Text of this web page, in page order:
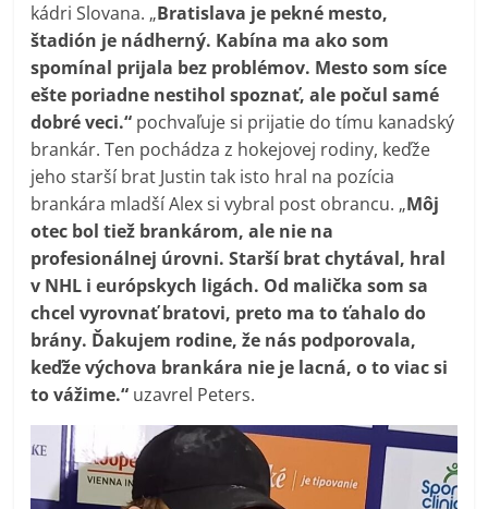
kádri Slovana. „Bratislava je pekné mesto,
štadión je nádherný. Kabína ma ako som
spomínal prijala bez problémov. Mesto som síce
ešte poriadne nestihol spoznať, ale počul samé
dobré veci.“ pochvaľuje si prijatie do tímu kanadský
brankár. Ten pochádza z hokejovej rodiny, keďže
jeho starší brat Justin tak isto hral na pozícia
brankára mladší Alex si vybral post obrancu. „Môj
otec bol tiež brankárom, ale nie na
profesionálnej úrovni. Starší brat chytával, hral
v NHL i európskych ligách. Od malička som sa
chcel vyrovnať bratovi, preto ma to ťahalo do
brány. Ďakujem rodine, že nás podporovala,
keďže výchova brankára nie je lacná, o to viac si
to vážime.“ uzavrel Peters.